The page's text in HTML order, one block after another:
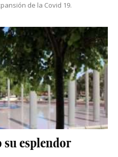
de la Covid 19.
esplendor